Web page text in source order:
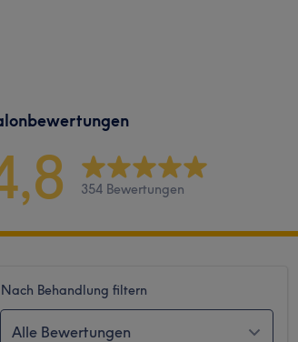
354 Bewertungen
Nach Behandlung filtern
Alle Bewertungen